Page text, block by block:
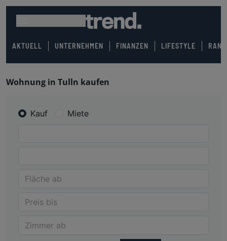
AKTUELL UNTERNEHMEN FINANZEN LIFESTYLE
Wohnung in Tulln kaufen
Kauf Miete